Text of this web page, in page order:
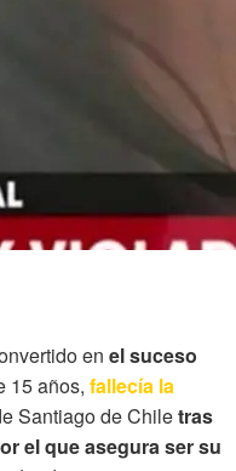
en el suceso
15 años, fallecía la
Santiago de Chiletras
el que asegura ser su